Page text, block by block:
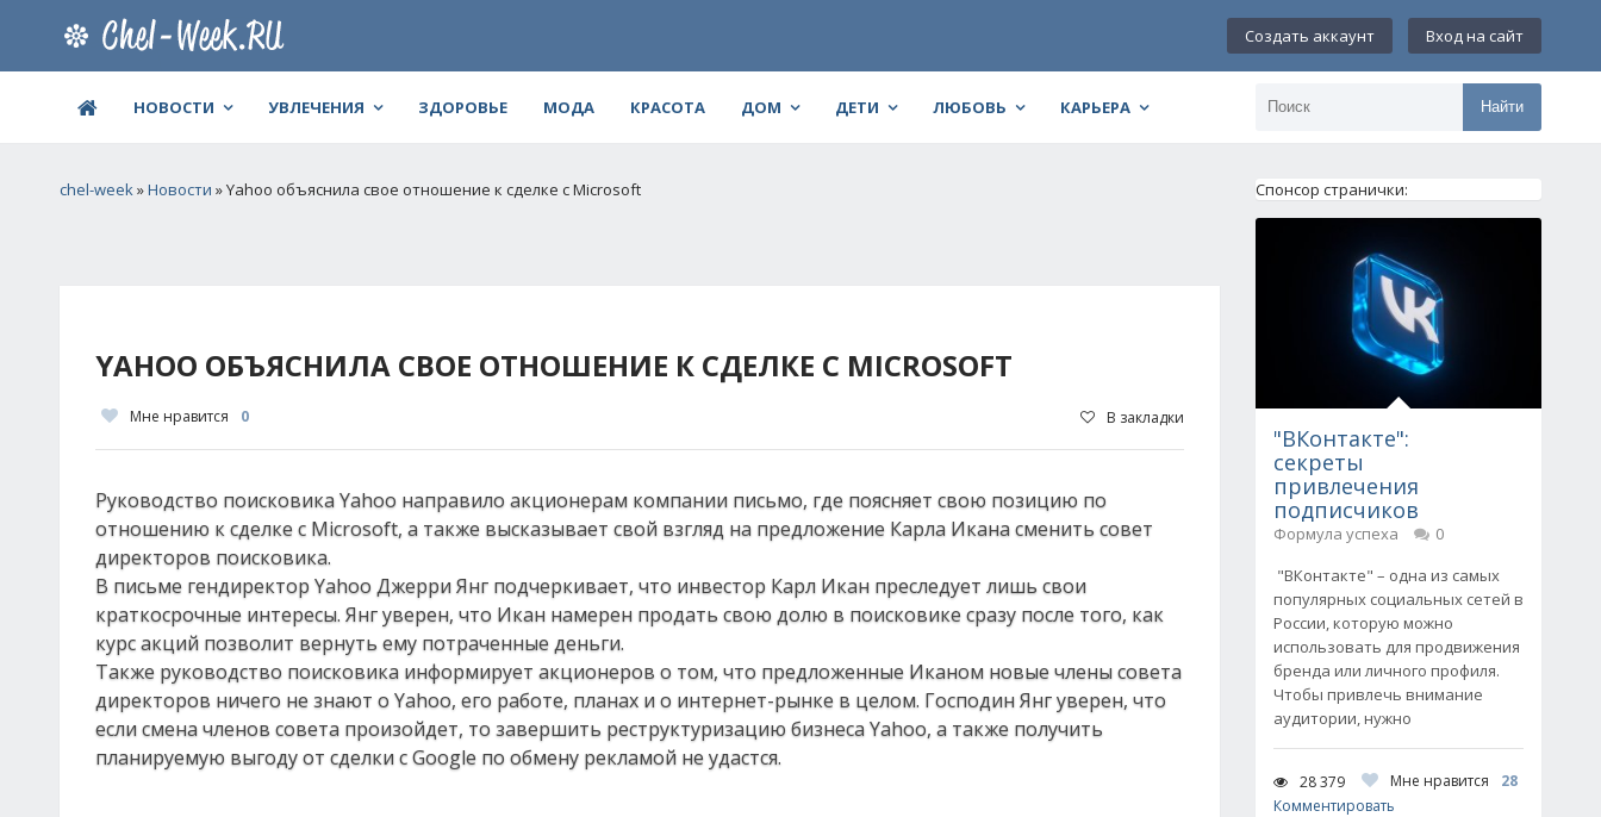
Создать аккаунт Вход на сайт
НОВОСТИ УВЛЕЧЕНИЯ ЗДОРОВЬЕ МОДА КРАСОТА ДОМ ДЕТИ ЛЮБОВЬ КАРЬЕРА Найти
chel-week»Новости » Yahoo объяснила свое отношение к сделке с Microsoft
YAHOO ОБЪЯСНИЛА СВОЕ ОТНОШЕНИЕ К СДЕЛКЕ С MICROSOFT
Мне нравится 0 В закладки
Руководство поисковика Yahoo направило акционерам компании письмо, где поясняет свою позицию по
отношению к сделке с Microsoft, а также высказывает свой взгляд на предложение Карла Икана сменить совет
директоров поисковика.
В письме гендиректор Yahoo Джерри Янг подчеркивает, что инвестор Карл Икан преследует лишь свои
краткосрочные интересы. Янг уверен, что Икан намерен продать свою долю в поисковике сразу после того, как
курс акций позволит вернуть ему потраченные деньги.
Также руководство поисковика информирует акционеров о том, что предложенные Иканом новые члены совета
директоров ничего не знают о Yahoo, его работе, планах и о интернет-рынке в целом. Господин Янг уверен, что
если смена членов совета произойдет, то завершить реструктуризацию бизнеса Yahoo, а также получить
планируемую выгоду от сделки с Google по обмену рекламой не удастся.
Спонсор странички:
"ВКонтакте":
секреты
привлечения
подписчиков
Формула успеха
0
"ВКонтакте" – одна из самых
популярных социальных сетей в
России, которую можно
использовать для продвижения
бренда или личного профиля.
Чтобы привлечь внимание
аудитории, нужно
28 379 Мне нравится
28
Комментировать